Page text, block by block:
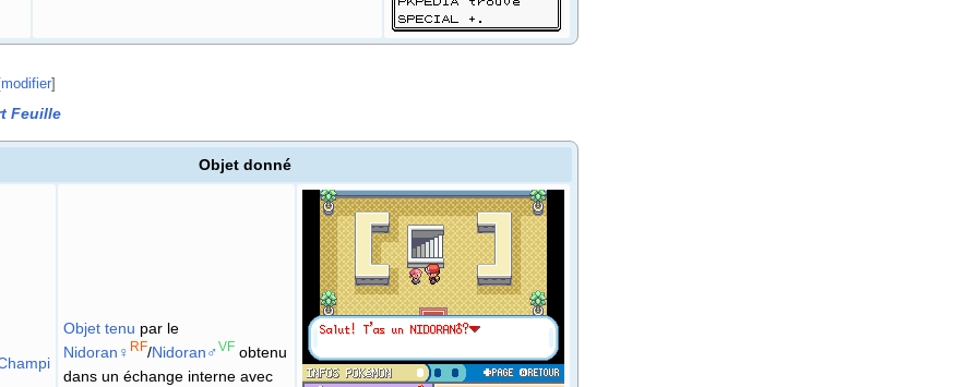
[modifier]
Feuille
Objet donné
Objet tenu par le
Nidoran♀ RF/Nidoran♂VF obtenu
dans un échange interne avec